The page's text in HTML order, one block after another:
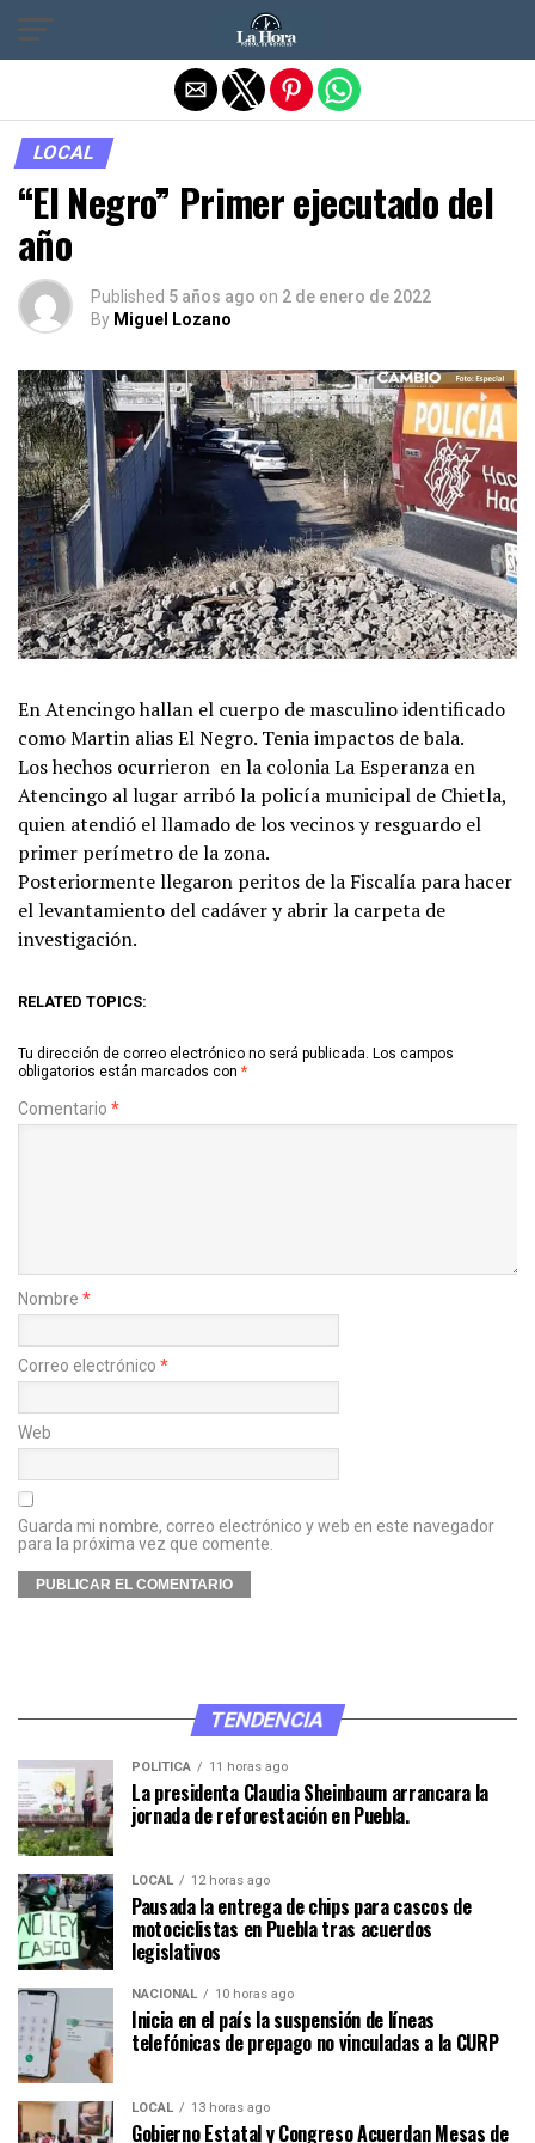
LOCAL
“El Negro” Primer ejecutado del
año
Published 5 años ago on 2 de enero de 2022
By Miguel Lozano
En Atencingo hallan el cuerpo de masculino identificado
como Martin alias El Negro. Tenia impactos de bala.
Los hechos ocurrieron en la colonia La Esperanza en
Atencingo al lugar arribó la policía municipal de Chietla,
quien atendió el llamado de los vecinos y resguardo el
primer perímetro de la zona.
Posteriormente llegaron peritos de la Fiscalía para hacer
el levantamiento del cadáver y abrir la carpeta de
investigación.
RELATED TOPICS:
Tu dirección de correo electrónico no será publicada. Los campos
obligatorios están marcados con *
Comentario *
Nombre *
Correo electrónico *
Web
Guarda mi nombre, correo electrónico y web en este navegador
para la próxima vez que comente.
TENDENCIA
POLÍTICA 11 horas ago
La presidenta Claudia Sheinbaum arrancara la
jornada de reforestación en Puebla.
LOCAL 12 horas ago
Pausada la entrega de chips para cascos de
motociclistas en Puebla tras acuerdos
legislativos
NACIONAL 10 horas ago
Inicia en el país la suspensión de líneas
telefónicas de prepago no vinculadas a la CURP
LOCAL 13 horas ago
Gobierno Estatal y Congreso Acuerdan Mesas de
Salir de la versión móvil